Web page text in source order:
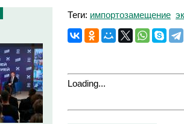
Теги: импортозамещение
Loading...